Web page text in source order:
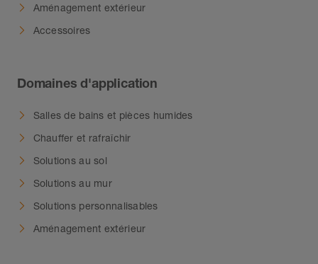
Aménagement extérieur
Accessoires
Domaines d'application
Salles de bains et pièces humides
Chauffer et rafraîchir
Solutions au sol
Solutions au mur
Solutions personnalisables
Aménagement extérieur